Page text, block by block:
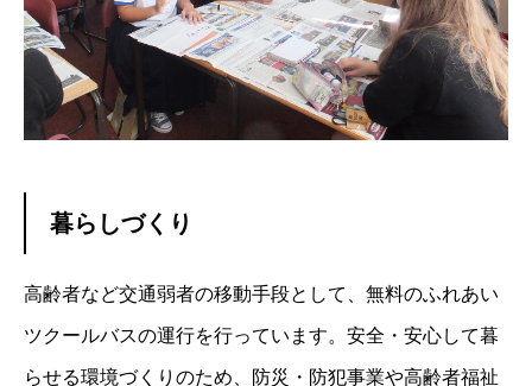
暮らしづくり
高齢者など交通弱者の移動手段として、無料のふれあい
ツクールバスの運行を行っています。安全・安心して暮
らせる環境づくりのため、防災・防犯事業や高齢者福祉